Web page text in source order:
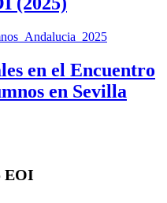
en el Encuentro
en Sevilla
EOI